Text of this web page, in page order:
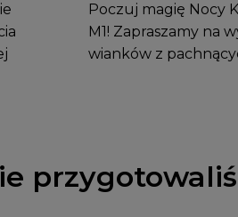
Poczuj magię Nocy
M1! Zapraszamy na
wianków z